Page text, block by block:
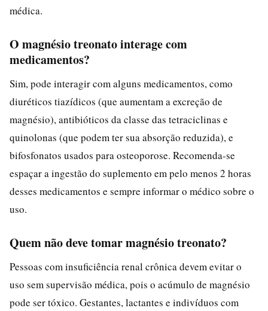
médica.
O magnésio treonato interage com
medicamentos?
Sim, pode interagir com alguns medicamentos, como
diuréticos tiazídicos (que aumentam a excreção de
magnésio), antibióticos da classe das tetraciclinas e
quinolonas (que podem ter sua absorção reduzida), e
bifosfonatos usados para osteoporose. Recomenda-se
espaçar a ingestão do suplemento em pelo menos 2 horas
desses medicamentos e sempre informar o médico sobre o
uso.
Quem não deve tomar magnésio treonato?
Pessoas com insuficiência renal crônica devem evitar o
uso sem supervisão médica, pois o acúmulo de magnésio
pode ser tóxico. Gestantes, lactantes e indivíduos com